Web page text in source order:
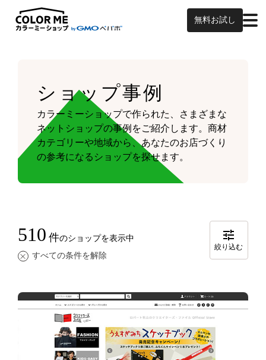
無料お試し
ショップ事例
カラーミーショップで作られた、さまざまな
ネットショップの事例をご紹介します。商材
カテゴリーや地域から、あなたのお店づくり
の参考になるショップを探せます。
510 件のショップを表示中
すべての条件を解除
絞り込む